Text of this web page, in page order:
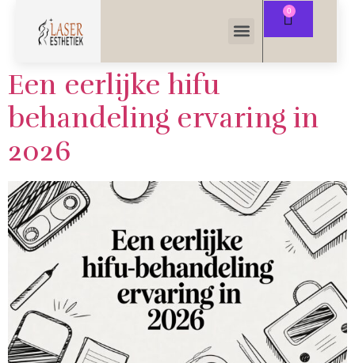
Een eerlijke hifu
behandeling ervaring in
2026